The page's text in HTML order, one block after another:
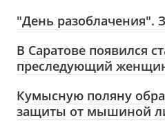
"День разоблачения".
В Саратове появился
преследующий
Кумысную поляну
защиты от мышиной